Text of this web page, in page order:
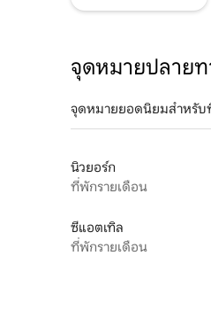
จุดหมายปลายท
จุดหมายยอดนิยมสำหรับ
นิวยอร์ก
ที่พักรายเดือน
ซีแอตเทิล
ที่พักรายเดือน